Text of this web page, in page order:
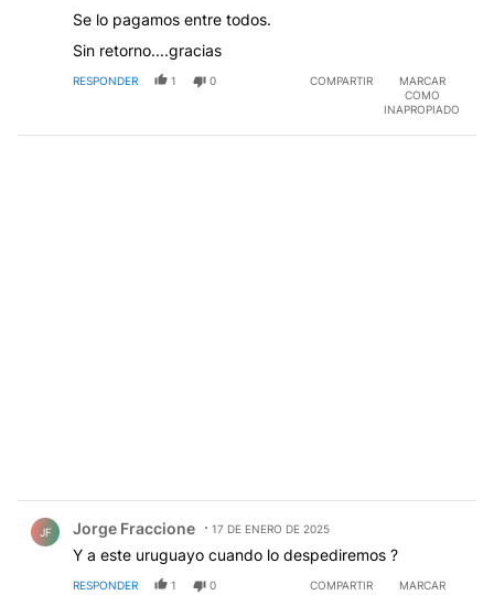
Se lo pagamos entre todos.
Sin retorno....gracias
RESPONDER 1 0 COMPARTIR
MARCAR
COMO
INAPROPIADO
JF Jorge Fraccione 17 DE ENERO DE 2025
Y a este uruguayo cuando lo despediremos ?
RESPONDER 1 0 COMPARTIR
MARCAR